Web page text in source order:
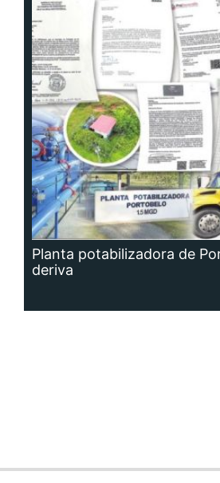
Planta potabilizadora de
deriva